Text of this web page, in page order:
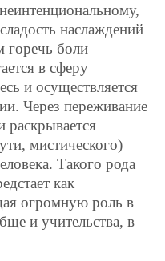
наслаждений
горечь боли
в сферу
и осуществляется
Через переживание
раскрывается
мистического)
Такого рода
как
огромную роль в
и учительства, в